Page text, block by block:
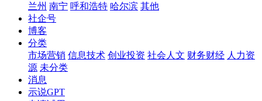
兰州 南宁 呼和浩特 哈尔滨 其他
社企号
博客
分类
市场营销 信息技术 创业投资 社会人文 财务财经 人力资
源 未分类
消息
示说GPT